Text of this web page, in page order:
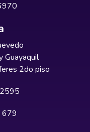
Guayaquil
2do piso